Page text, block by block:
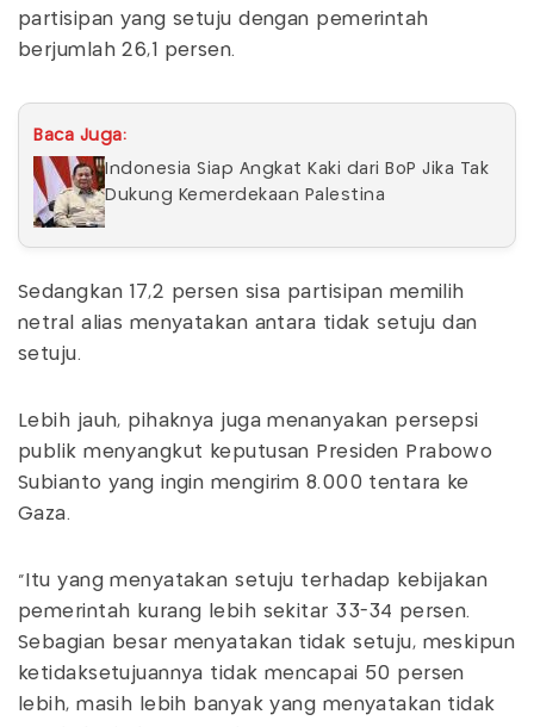
partisipan yang setuju dengan pemerintah
berjumlah 26,1 persen.
Baca Juga:
Indonesia Siap Angkat Kaki dari BoP Jika Tak
Dukung Kemerdekaan Palestina
Sedangkan 17,2 persen sisa partisipan memilih
netral alias menyatakan antara tidak setuju dan
setuju.
Lebih jauh, pihaknya juga menanyakan persepsi
publik menyangkut keputusan Presiden Prabowo
Subianto yang ingin mengirim 8.000 tentara ke
Gaza.
“Itu yang menyatakan setuju terhadap kebijakan
pemerintah kurang lebih sekitar 33-34 persen.
Sebagian besar menyatakan tidak setuju, meskipun
ketidaksetujuannya tidak mencapai 50 persen
lebih, masih lebih banyak yang menyatakan tidak